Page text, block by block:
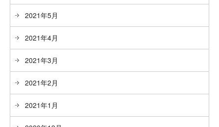
2021年5月
2021年4月
2021年3月
2021年2月
2021年1月